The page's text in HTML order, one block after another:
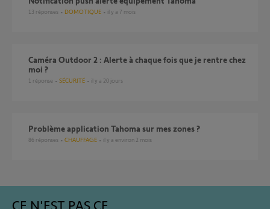
13 réponses DOMOTIQUE il y a 7 mois
Caméra Outdoor 2 : Alerte à chaque fois que je rentre chez
moi ?
1 réponse SÉCURITÉ il y a 20 jours
Problème application Tahoma sur mes zones ?
86 réponses CHAUFFAGE il y a environ 2 mois
CE N'EST PAS CE